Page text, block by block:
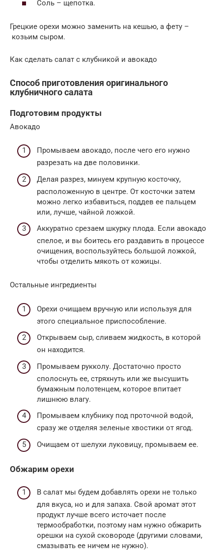
Соль – щепотка.
Грецкие орехи можно заменить на кешью, а фету –
козьим сыром.
Как сделать салат с клубникой и авокадо
Способ приготовления оригинального
клубничного салата
Подготовим продукты
Авокадо
Промываем авокадо, после чего его нужно
разрезать на две половинки.
Делая разрез, минуем крупную косточку,
расположенную в центре. От косточки затем
можно легко избавиться, поддев ее пальцем
или, лучше, чайной ложкой.
Аккуратно срезаем шкурку плода. Если авокадо
спелое, и вы боитесь его раздавить в процессе
очищения, воспользуйтесь большой ложкой,
чтобы отделить мякоть от кожицы.
Остальные ингредиенты
Орехи очищаем вручную или используя для
этого специальное приспособление.
Открываем сыр, сливаем жидкость, в которой
он находится.
Промываем рукколу. Достаточно просто
сполоснуть ее, стряхнуть или же высушить
бумажным полотенцем, которое впитает
лишнюю влагу.
Промываем клубнику под проточной водой,
сразу же отделяя зеленые хвостики от ягод.
Очищаем от шелухи луковицу, промываем ее.
Обжарим орехи
В салат мы будем добавлять орехи не только
для вкуса, но и для запаха. Свой аромат этот
продукт лучше всего источает после
термообработки, поэтому нам нужно обжарить
орешки на сухой сковороде (другими словами,
смазывать ее ничем не нужно).